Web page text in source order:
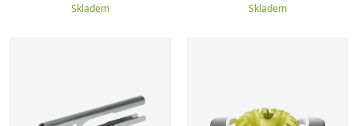
Skladem Skladem